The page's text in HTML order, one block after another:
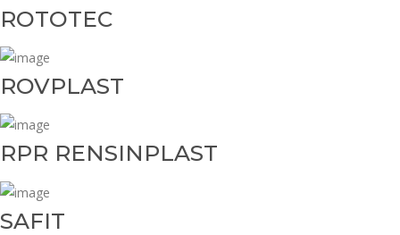
ROTOTEC
ROVPLAST
RPR RENSINPLAST
SAFIT